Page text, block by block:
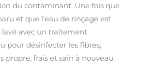
du contaminant. Une fois que
et que l’eau de rinçage est
lavé avec un traitement
pour désinfecter les fibres,
propre, frais et sain à nouveau.